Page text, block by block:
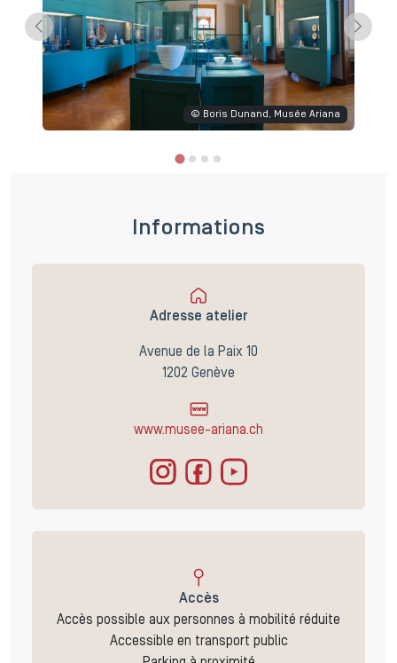
© Boris Dunand, Musée Ariana
Informations
Adresse atelier
Avenue de la Paix 10
1202 Genève
www.musee-ariana.ch
Accès
Accès possible aux personnes à mobilité réduite
Accessible en transport public